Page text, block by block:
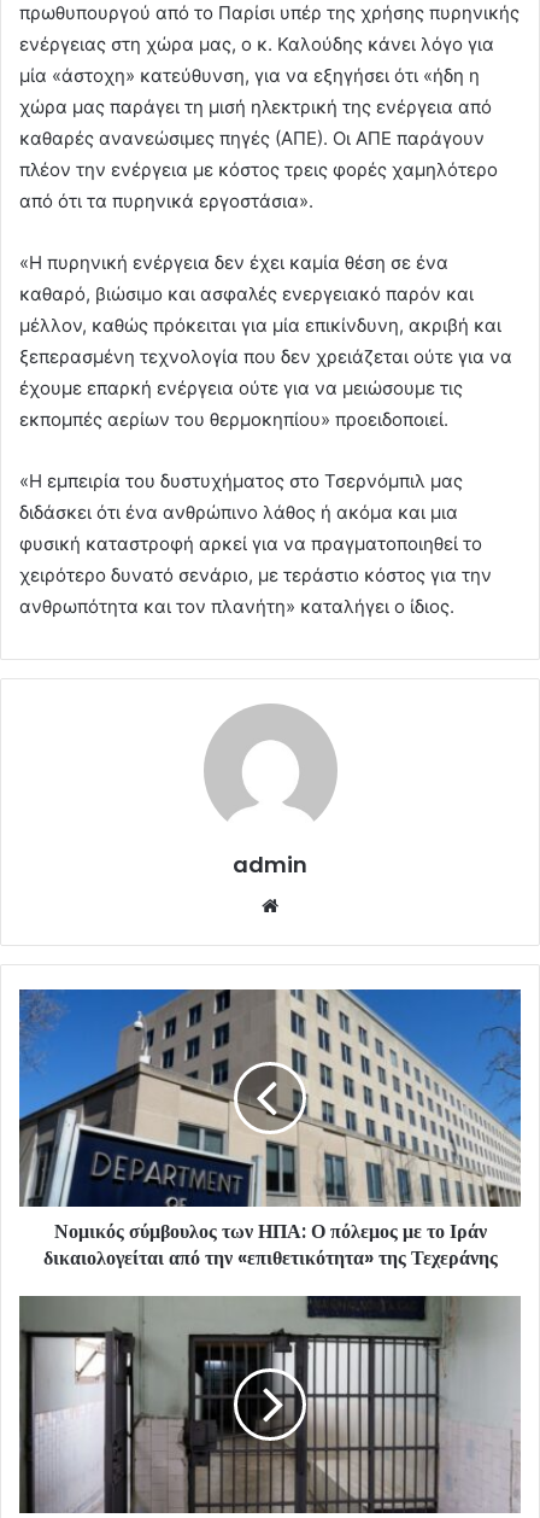
πρωθυπουργού από το Παρίσι υπέρ της χρήσης πυρηνικής
ενέργειας στη χώρα μας, ο κ. Καλούδης κάνει λόγο για
μία «άστοχη» κατεύθυνση, για να εξηγήσει ότι «ήδη η
χώρα μας παράγει τη μισή ηλεκτρική της ενέργεια από
καθαρές ανανεώσιμες πηγές (ΑΠΕ). Οι ΑΠΕ παράγουν
πλέον την ενέργεια με κόστος τρεις φορές χαμηλότερο
από ότι τα πυρηνικά εργοστάσια».
«Η πυρηνική ενέργεια δεν έχει καμία θέση σε ένα
καθαρό, βιώσιμο και ασφαλές ενεργειακό παρόν και
μέλλον, καθώς πρόκειται για μία επικίνδυνη, ακριβή και
ξεπερασμένη τεχνολογία που δεν χρειάζεται ούτε για να
έχουμε επαρκή ενέργεια ούτε για να μειώσουμε τις
εκπομπές αερίων του θερμοκηπίου» προειδοποιεί.
«Η εμπειρία του δυστυχήματος στο Τσερνόμπιλ μας
διδάσκει ότι ένα ανθρώπινο λάθος ή ακόμα και μια
φυσική καταστροφή αρκεί για να πραγματοποιηθεί το
χειρότερο δυνατό σενάριο, με τεράστιο κόστος για την
ανθρωπότητα και τον πλανήτη» καταλήγει ο ίδιος.
admin
Νομικός σύμβουλος των ΗΠΑ: Ο πόλεμος με το Ιράν
δικαιολογείται από την «επιθετικότητα» της Τεχεράνης